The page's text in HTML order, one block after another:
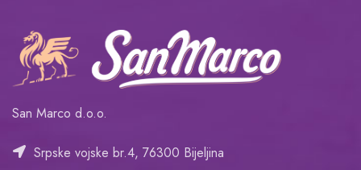
San Marco d.o.o.
Srpske vojske br.4, 76300 Bijeljina